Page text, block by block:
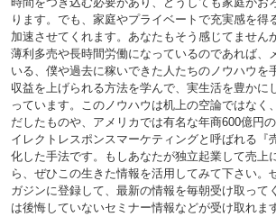
ります。でも、家庭やプライベートで充実感を得
加速させてくれます。あなたもそう感じてません
薄利多売や長時間労働になっているのであれば、
いる、僕や過去に稼いできた人たちのノウハウを
収益を上げられる方法を学んで、実生活を豊かに
っています。このノウハウは机上の空論ではなく
だしたものや、アメリカでは有名な年商600億円
イレクトレスポンスマーケティングと呼ばれる『
化した手法です。もしあなたが独立起業して売上
ら、ぜひこの生きた情報を活用してみて下さい。
ガジンに登録して、最新の情報を毎朝受け取っ
は後悔していないセミナー情報などが受け取れま